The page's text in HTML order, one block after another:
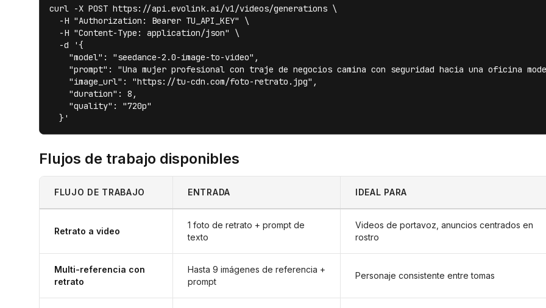
curl -X POST https://api.evolink.ai/v1/videos/generations \
  -H "Authorization: Bearer TU_API_KEY" \
  -H "Content-Type: application/json" \
  -d '{
    "model": "seedance-2.0-image-to-video",
"prompt": "Una mujer profesional con traje de negocios camina con seguridad hacia una oficina
    "image_url": "https://tu-cdn.com/foto-retrato.jpg",
    "duration": 8,
    "quality": "720p"
  }'
Flujos de trabajo disponibles
FLUJO DE TRABAJO ENTRADA IDEAL PARA
Retrato a video
1 foto de retrato + prompt de
texto
Videos de portavoz, anuncios centrados en
rostro
Multi-referencia con
retrato
Hasta 9 imágenes de referencia +
prompt
Personaje consistente entre tomas